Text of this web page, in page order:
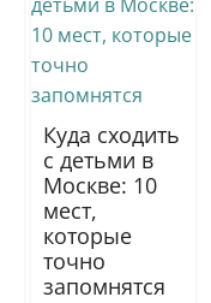
Куда сходить
с детьми в
Москве: 10
мест,
которые
точно
запомнятся